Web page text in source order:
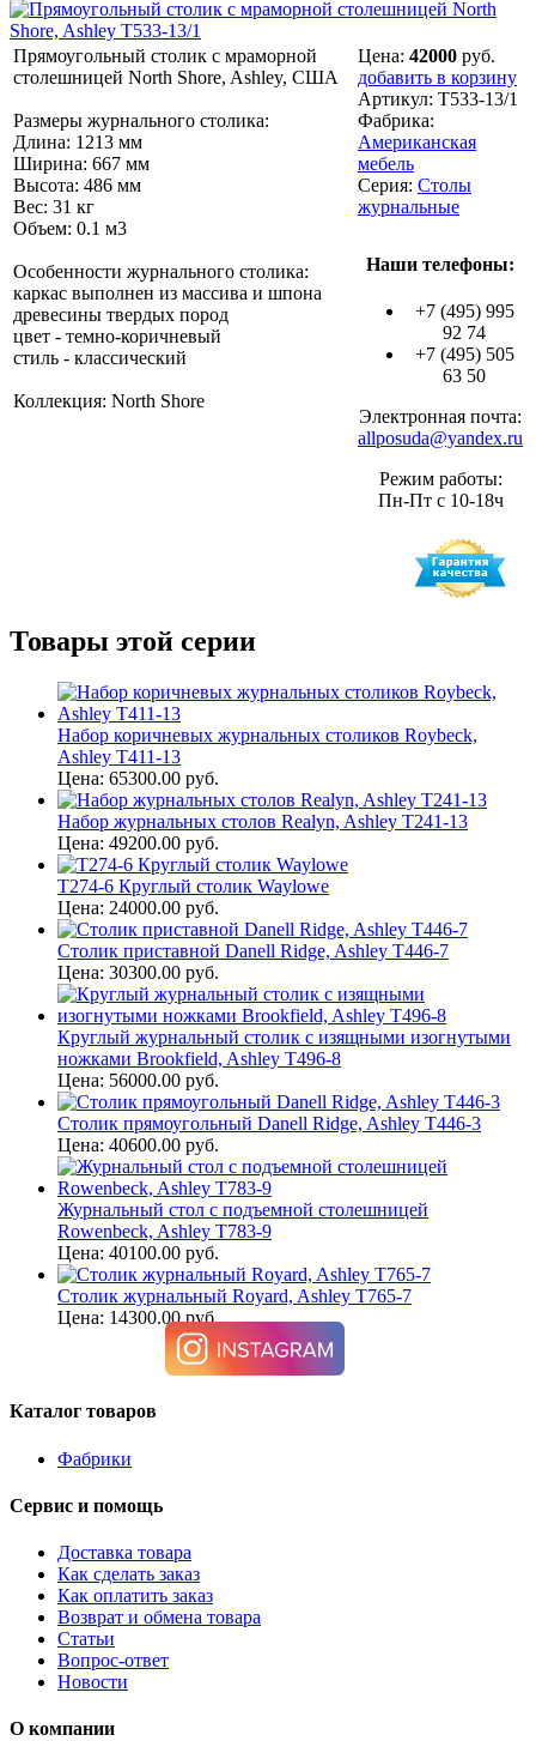
Прямоугольный столик с мраморной
столешницей North Shore, Ashley, США
Размеры журнального столика:
Длина: 1213 мм
Ширина: 667 мм
Высота: 486 мм
Вес: 31 кг
Объем: 0.1 м3
Особенности журнального столика:
каркас выполнен из массива и шпона
древесины твердых пород
цвет - темно-коричневый
стиль - классический
Коллекция: North Shore
Цена: 42000 руб.
добавить в корзину
Артикул: T533-13/1
Фабрика:
Американская
мебель
Серия: Столы
журнальные
Наши телефоны:
+7 (495) 995
92 74
+7 (495) 505
63 50
Электронная почта:
allposuda@yandex.ru
Режим работы:
Пн-Пт с 10-18ч
Товары этой серии
Набор коричневых журнальных столиков Roybeck,
Ashley T411-13
Цена: 65300.00 руб.
Набор журнальных столов Realyn, Ashley T241-13
Цена: 49200.00 руб.
T274-6 Круглый столик Waylowe
Цена: 24000.00 руб.
Столик приставной Danell Ridge, Ashley T446-7
Цена: 30300.00 руб.
Круглый журнальный столик с изящными изогнутыми
ножками Brookfield, Ashley T496-8
Цена: 56000.00 руб.
Столик прямоугольный Danell Ridge, Ashley T446-3
Цена: 40600.00 руб.
Журнальный стол с подъемной столешницей
Rowenbeck, Ashley T783-9
Цена: 40100.00 руб.
Столик журнальный Royard, Ashley T765-7
Цена: 14300.00 руб.
Каталог товаров
Фабрики
Сервис и помощь
Доставка товара
Как сделать заказ
Как оплатить заказ
Возврат и обмена товара
Статьи
Вопрос-ответ
Новости
О компании